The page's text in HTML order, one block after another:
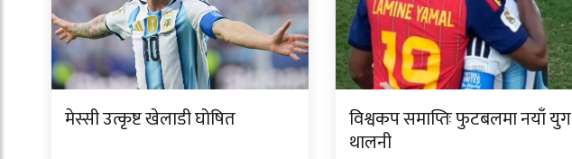
मेस्सी उत्कृष्ट खेलाडी घोषित विश्वकप समाप्तिः फुटबलमा नयाँ युग
थालनी